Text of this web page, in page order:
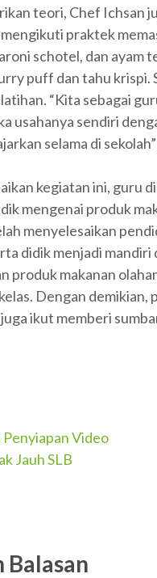
teori, Chef Ichsan
praktek
schotel, dan
puff dan tahu
“Kita sebagai
usahanya sendiri
selama di
kegiatan ini, guru
mengenai produk
menyelesaikan
didik menjadi
produk makanan
Dengan
ikut memberi
Video
Jauh SLB
Balasan